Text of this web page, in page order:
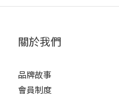
關於我們
品牌故事
會員制度